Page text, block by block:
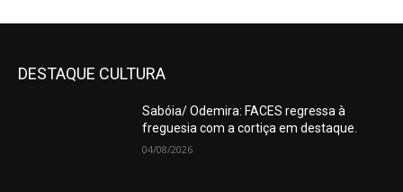
DESTAQUE CULTURA
Sabóia/ Odemira: FACES regressa à
freguesia com a cortiça em destaque.
04/08/2026